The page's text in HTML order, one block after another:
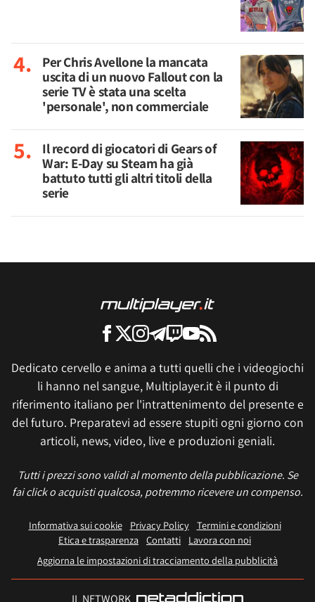
Per Chris Avellone la mancata
uscita di un nuovo Fallout con la
serie TV è stata una scelta
'personale', non commerciale
Il record di giocatori di Gears of
War: E-Day su Steam ha già
battuto tutti gli altri titoli della
serie
Dedicato cervello e anima a tutti quelli che i videogiochi
li hanno nel sangue, Multiplayer.it è il punto di
riferimento italiano per l'intrattenimento del presente e
del futuro. Preparatevi ad essere stupiti ogni giorno con
articoli, news, video, live e produzioni geniali.
Tutti i prezzi sono validi al momento della pubblicazione. Se
fai click o acquisti qualcosa, potremmo ricevere un compenso.
Informativa sui cookie Privacy Policy
Termini e condizioni
Etica e trasparenza Contatti
Lavora con noi
Aggiorna le impostazioni di tracciamento della pubblicità
IL NETWORK